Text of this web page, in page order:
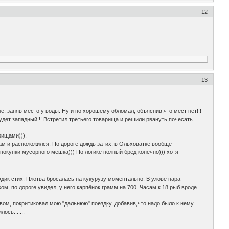
12
13
заняв место у воды. Ну и по хорошему обломал, объяснив,что мест нет!!!
западный!!! Встретил третьего товарища и решили рвануть,почесать
и расположился. По дороге дождь затих, в Ольховатке вообще
мусорного мешка))) По логике полный бред конечно))) хотя
стих. Плотва бросалась на кукурузу моментально. В улове пара
по дороге увидел, у него карпёнок грамм на 700. Часам к 18 рыб вроде
покритиковал мою "дальнюю" поездку, добавив,что надо было к нему